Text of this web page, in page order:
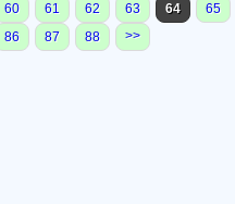
60 61 62 63 64
65
86 87 88 >>